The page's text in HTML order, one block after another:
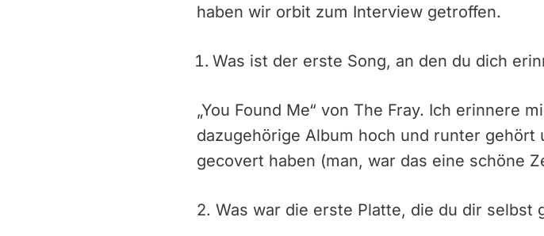
haben wir orbit zum Interview getroffen.
Was ist der erste Song, an den du dich
„You Found Me“ von The Fray. Ich erinnere
dazugehörige Album hoch und runter
gecovert haben (man, war das eine schöne
2. Was war die erste Platte, die du dir selbst